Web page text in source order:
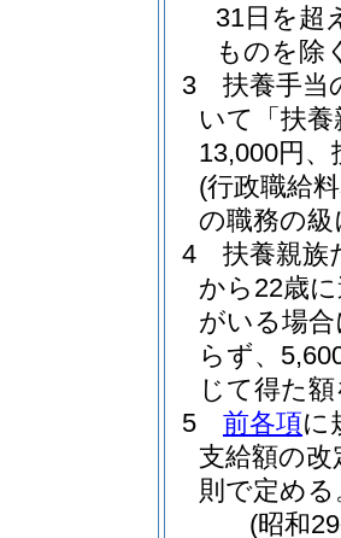
31日を超
ものを除
3
扶養手当
いて「扶
13,000円
(行政職給
の職務の
4
扶養親族
から22歳
がいる場
らず、
じて得た
5
前各項に
支給額の
則で定める
(昭和